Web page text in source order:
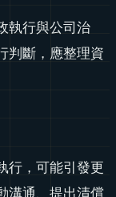
執行與公司治
判斷，應整理資
行，可能引發更
溝通、提出清償